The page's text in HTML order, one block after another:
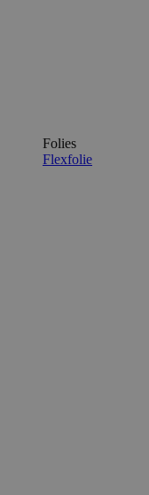
Folies
Flexfolie